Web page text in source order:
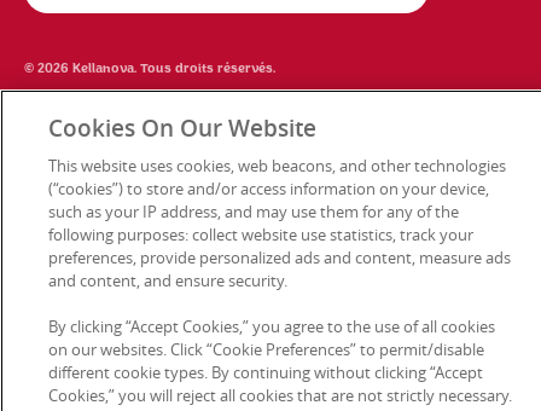
© 2026 Kellanova. Tous droits réservés.
Cookies On Our Website
This website uses cookies, web beacons, and other technologies
(“cookies”) to store and/or access information on your device,
such as your IP address, and may use them for any of the
following purposes: collect website use statistics, track your
preferences, provide personalized ads and content, measure ads
and content, and ensure security.
By clicking “Accept Cookies,” you agree to the use of all cookies
on our websites. Click “Cookie Preferences” to permit/disable
different cookie types. By continuing without clicking “Accept
Cookies,” you will reject all cookies that are not strictly necessary.